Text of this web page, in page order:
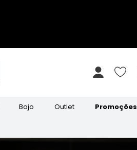
Bojo Outlet Promoções